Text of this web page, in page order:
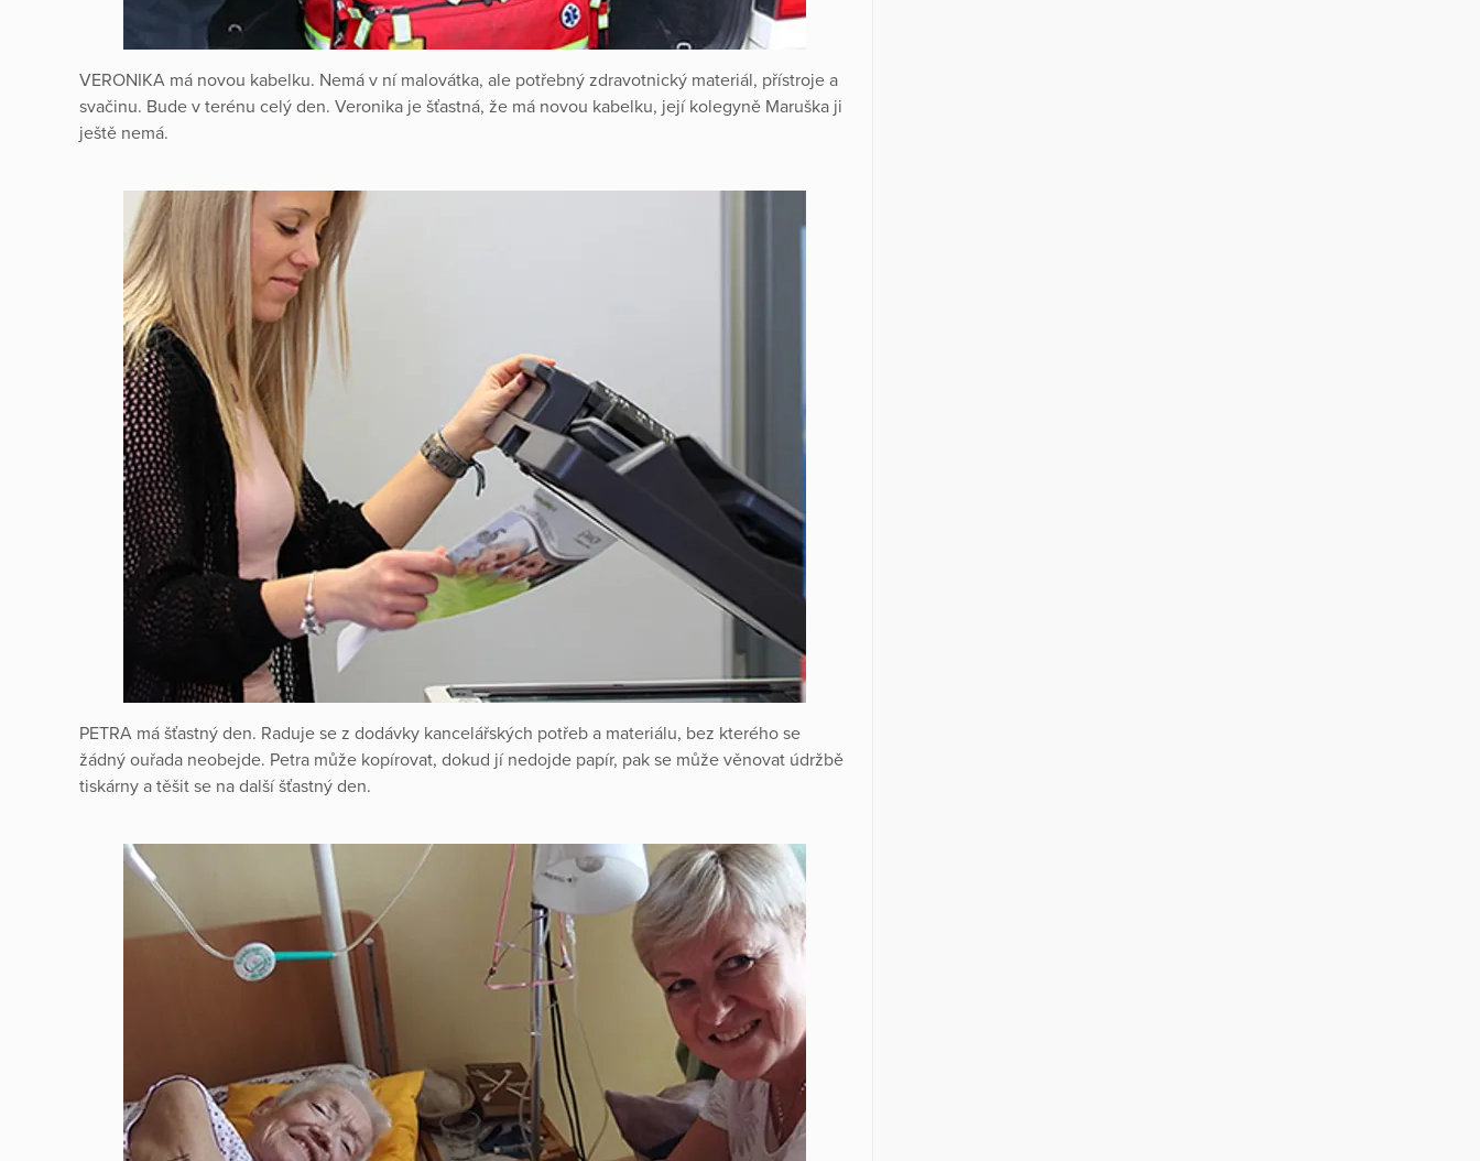
VERONIKA má novou kabelku. Nemá v ní malovátka, ale potřebný zdravotnický materiál, přístroje a
svačinu. Bude v terénu celý den. Veronika je šťastná, že má novou kabelku, její kolegyně Maruška ji
ještě nemá.
PETRA má šťastný den. Raduje se z dodávky kancelářských potřeb a materiálu, bez kterého se
žádný ouřada neobejde. Petra může kopírovat, dokud jí nedojde papír, pak se může věnovat údržbě
tiskárny a těšit se na další šťastný den.